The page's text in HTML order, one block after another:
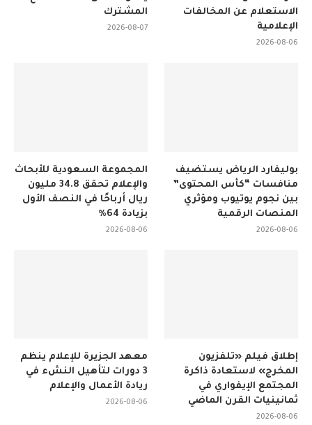
المشترك
2026-08-07
الاستعلام عن المخالفات
الإعلامية
2026-08-06
المجموعة السعودية للأبحاث
والإعلام تحقق 34.8 مليون
ريال أرباحًا في النصف الأول
بزيادة 64%
2026-08-06
بوليفارد الرياض يستضيف
منافسات “كأس المحتوى”
بين نجوم يوتيوب ومؤثري
المنصات الرقمية
2026-08-06
معهد الجزيرة للإعلام ينظم
3 دورات لتأهيل النشء في
ريادة الأعمال والإعلام
2026-08-06
إطلاق فيلم «تلفزيون
المخرج» لاستعادة ذاكرة
المجتمع الإيفواري في
ثمانينيات القرن الماضي
2026-08-06